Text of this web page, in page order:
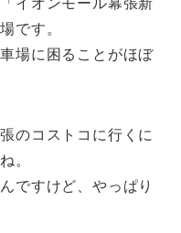
です。
場に困ることがほぼ
のコストコに行くに
。
ですけど、やっぱり